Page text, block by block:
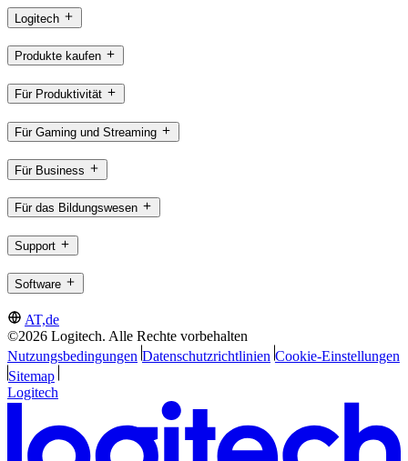
Logitech
Produkte kaufen
Für Produktivität
Für Gaming und Streaming
Für Business
Für das Bildungswesen
Support
Software
AT,de
©2026 Logitech. Alle Rechte vorbehalten
Nutzungsbedingungen Datenschutzrichtlinien Cookie-Einstellungen
Sitemap
Logitech